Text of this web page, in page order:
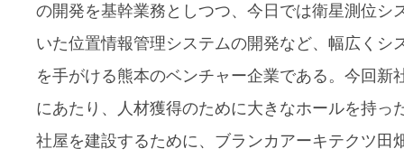
の開発を基幹業務としつつ、今日では衛星測位シ
いた位置情報管理システムの開発など、幅広くシ
を手がける熊本のベンチャー企業である。今回新
にあたり、人材獲得のために大きなホールを持っ
社屋を建設するために、ブランカアーキテクツ田